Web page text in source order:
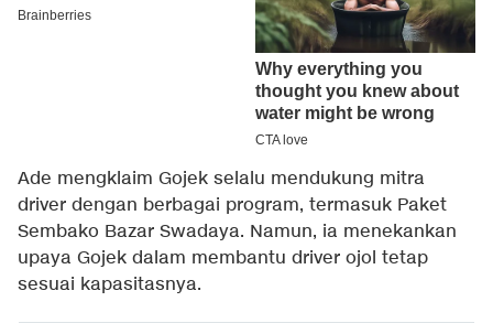
Ade mengklaim Gojek selalu mendukung mitra
driver dengan berbagai program, termasuk Paket
Sembako Bazar Swadaya. Namun, ia menekankan
upaya Gojek dalam membantu driver ojol tetap
sesuai kapasitasnya.